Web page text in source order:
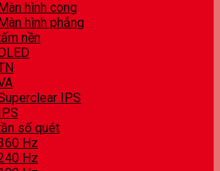
hình cong
hình phẳng
nền
IPS
số quét
Hz
Hz